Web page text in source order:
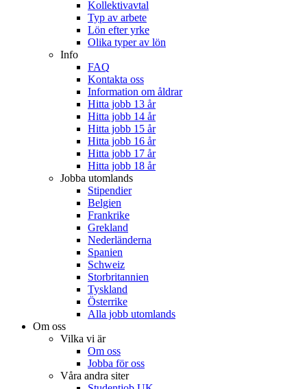
Kollektivavtal
Typ av arbete
Lön efter yrke
Olika typer av lön
Info
FAQ
Kontakta oss
Information om åldrar
Hitta jobb 13 år
Hitta jobb 14 år
Hitta jobb 15 år
Hitta jobb 16 år
Hitta jobb 17 år
Hitta jobb 18 år
Jobba utomlands
Stipendier
Belgien
Frankrike
Grekland
Nederländerna
Spanien
Schweiz
Storbritannien
Tyskland
Österrike
Alla jobb utomlands
Om oss
Vilka vi är
Om oss
Jobba för oss
Våra andra siter